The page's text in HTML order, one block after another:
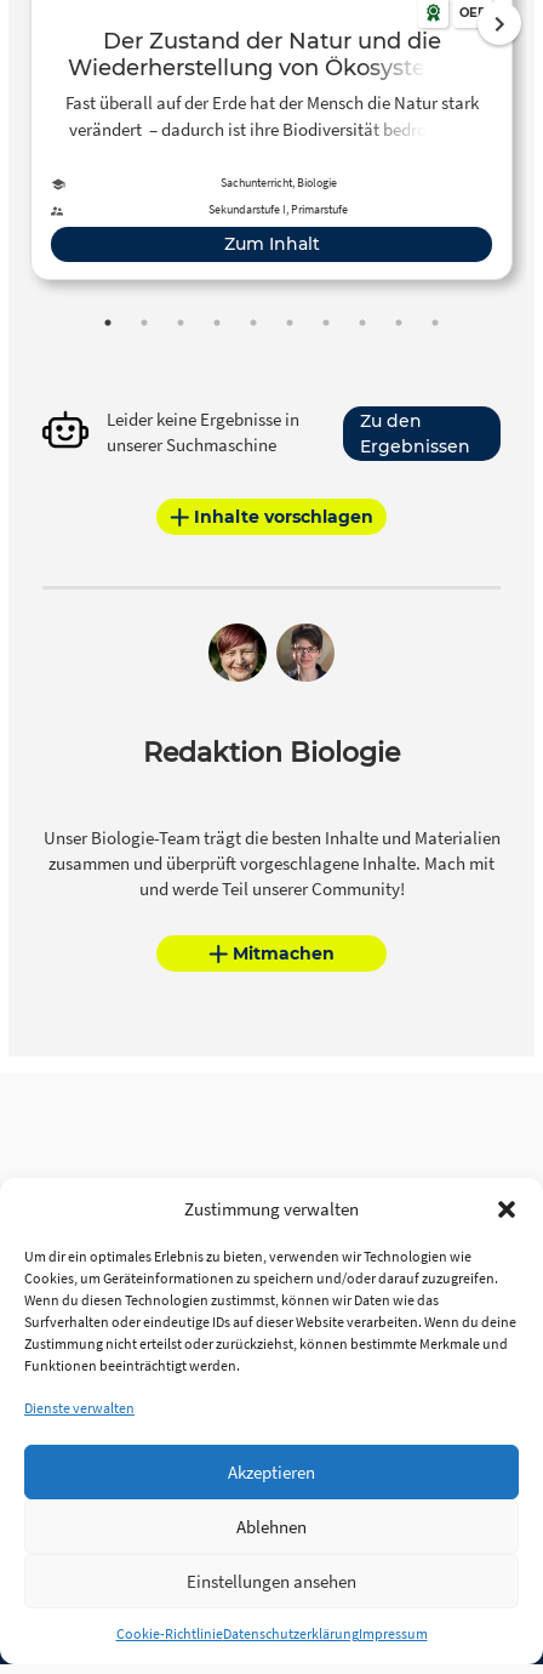
Zustimmung verwalten
Um dir ein optimales Erlebnis zu bieten, verwenden wir Technologien wie
Cookies, um Geräteinformationen zu speichern und/oder darauf zuzugreifen.
Wenn du diesen Technologien zustimmst, können wir Daten wie das
Surfverhalten oder eindeutige IDs auf dieser Website verarbeiten. Wenn du deine
Zustimmung nicht erteilst oder zurückziehst, können bestimmte Merkmale und
Funktionen beeinträchtigt werden.
Dienste verwalten
Akzeptieren
Ablehnen
Einstellungen ansehen
Cookie-RichtlinieDatenschutzerklärungImpressum
OER
Der Zustand der Natur und die
Wiederherstellung von Ökosystemen
Fast überall auf der Erde hat der Mensch die Natur stark
verändert – dadurch ist ihre Biodiversität bedroht und
haben daher 2021 bis 2030 zur Dekade für die
“Wiederherstellung von Ökosystemen” erklärt. Denn
funktionierende Ökosysteme sind für die Menschheit
überlebensnotwendig. Ihre Wiederherstellung ist jedoch
eine komplexe Aufgabe.
Sachunterricht, Biologie
Sekundarstufe I, Primarstufe
Zum Inhalt
Leider keine Ergebnisse in
unserer Suchmaschine
Zu den
Ergebnissen
Inhalte vorschlagen
Redaktion Biologie
Unser Biologie-Team trägt die besten Inhalte und Materialien
zusammen und überprüft vorgeschlagene Inhalte. Mach mit
und werde Teil unserer Community!
Mitmachen
Anmelden
Jobs Partner FAQ Quellen